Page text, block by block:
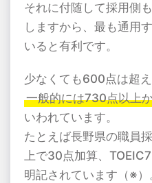
それに付随して採用側
しますから、最も通用
いると有利です。
少なくても600点は超え
一般的には730点以上
いわれています。
たとえば長野県の職員
上で30点加算、
明記されています（※）